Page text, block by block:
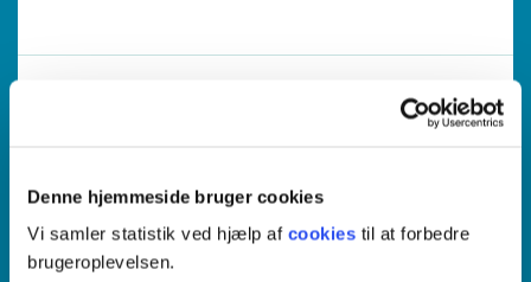
Denne hjemmeside bruger cookies
Vi samler statistik ved hjælp af cookies til at forbedre
brugeroplevelsen.
Akademimodul
Pædagogik og undervisning